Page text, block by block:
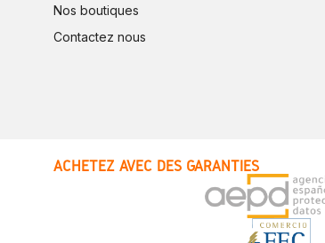
Nos boutiques
Contactez nous
ACHETEZ AVEC DES GARANTIES